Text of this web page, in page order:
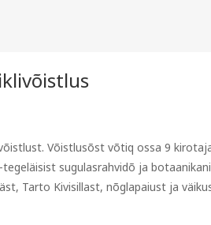
Võistlusõst võtiq ossa 9
sugulasrahvidõ ja
Tarto Kivisillast, nõglapaiust ja